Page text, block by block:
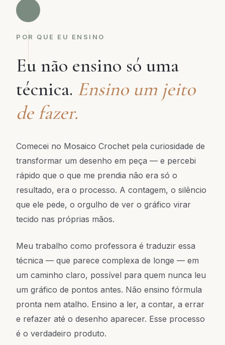
POR QUE EU ENSINO
Eu não ensino só uma
técnica. Ensino um jeito
de fazer.
Comecei no Mosaico Crochet pela curiosidade de
transformar um desenho em peça — e percebi
rápido que o que me prendia não era só o
resultado, era o processo. A contagem, o silêncio
que ele pede, o orgulho de ver o gráfico virar
tecido nas próprias mãos.
Meu trabalho como professora é traduzir essa
técnica — que parece complexa de longe — em
um caminho claro, possível para quem nunca leu
um gráfico de pontos antes. Não ensino fórmula
pronta nem atalho. Ensino a ler, a contar, a errar
e refazer até o desenho aparecer. Esse processo
é o verdadeiro produto.